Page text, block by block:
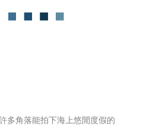
多角落能拍下海上悠閒度假的